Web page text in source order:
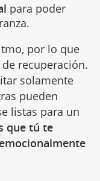
para poder
por lo que
recuperación.
solamente
pueden
listas para un
que tú te